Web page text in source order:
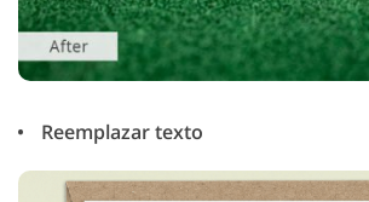
Reemplazar texto